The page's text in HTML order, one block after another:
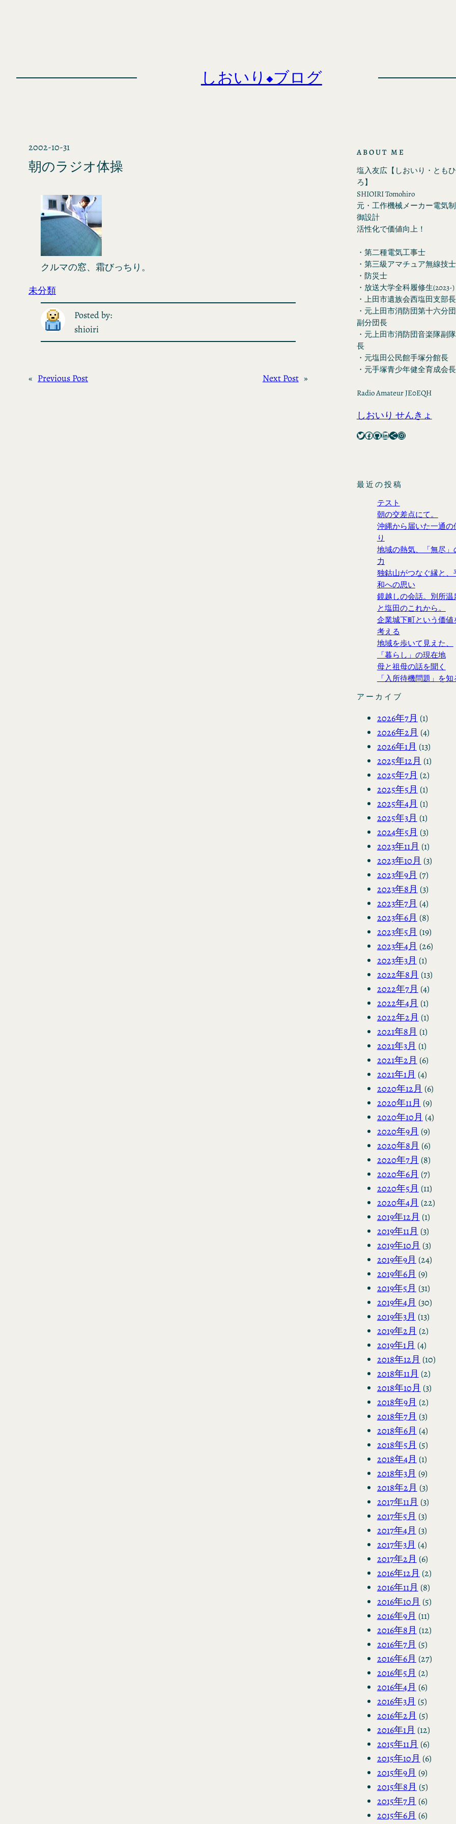
しおいり◆ブログ
2002-10-31
朝のラジオ体操
クルマの窓、霜びっちり。
未分類
Posted by:
shioiri
« Previous Post Next Post »
ABOUT ME
塩入友広【しおいり・ともひ
ろ】
SHIOIRI Tomohiro
元・工作機械メーカー電気制
御設計
活性化で価値向上！
・第二種電気工事士
・第三級アマチュア無線技士
・防災士
・放送大学全科履修生(2023-)
・上田市遺族会西塩田支部長
・元上田市消防団第十六分団
副分団長
・元上田市消防団音楽隊副隊
長
・元塩田公民館手塚分館長
・元手塚青少年健全育成会長
Radio Amateur JE0EQH
しおいり せんきょ
Twitter Facebook GitHub LinkedIn Share Icon Instagram
最近の投稿
テスト
朝の交差点にて。
沖縄から届いた一通の
り
地域の熱気、「無尽」
力
独鈷山がつなぐ縁と、
和への思い
鏡越しの会話。別所温
と塩田のこれから。
企業城下町という価値
考える
地域を歩いて見えた、
「暮らし」の現在地
母と祖母の話を聞く
「入所待機問題」を知
アーカイブ
2026年7月 (1)
2026年2月 (4)
2026年1月 (13)
2025年12月 (1)
2025年7月 (2)
2025年5月 (1)
2025年4月 (1)
2025年3月 (1)
2024年5月 (3)
2023年11月 (1)
2023年10月 (3)
2023年9月 (7)
2023年8月 (3)
2023年7月 (4)
2023年6月 (8)
2023年5月 (19)
2023年4月 (26)
2023年3月 (1)
2022年8月 (13)
2022年7月 (4)
2022年4月 (1)
2022年2月 (1)
2021年8月 (1)
2021年3月 (1)
2021年2月 (6)
2021年1月 (4)
2020年12月 (6)
2020年11月 (9)
2020年10月 (4)
2020年9月 (9)
2020年8月 (6)
2020年7月 (8)
2020年6月 (7)
2020年5月 (11)
2020年4月 (22)
2019年12月 (1)
2019年11月 (3)
2019年10月 (3)
2019年9月 (24)
2019年6月 (9)
2019年5月 (31)
2019年4月 (30)
2019年3月 (13)
2019年2月 (2)
2019年1月 (4)
2018年12月 (10)
2018年11月 (2)
2018年10月 (3)
2018年9月 (2)
2018年7月 (3)
2018年6月 (4)
2018年5月 (5)
2018年4月 (1)
2018年3月 (9)
2018年2月 (3)
2017年11月 (3)
2017年5月 (3)
2017年4月 (3)
2017年3月 (4)
2017年2月 (6)
2016年12月 (2)
2016年11月 (8)
2016年10月 (5)
2016年9月 (11)
2016年8月 (12)
2016年7月 (5)
2016年6月 (27)
2016年5月 (2)
2016年4月 (6)
2016年3月 (5)
2016年2月 (5)
2016年1月 (12)
2015年11月 (6)
2015年10月 (6)
2015年9月 (9)
2015年8月 (5)
2015年7月 (6)
2015年6月 (6)